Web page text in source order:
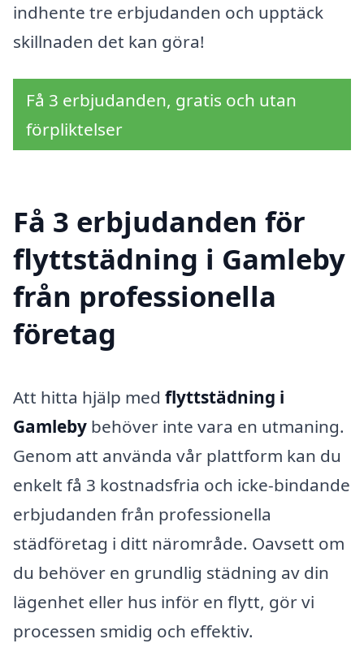
indhente tre erbjudanden och upptäck
skillnaden det kan göra!
Få 3 erbjudanden, gratis och utan
förpliktelser
Få 3 erbjudanden för
flyttstädning i Gamleby
från professionella
företag
Att hitta hjälp med flyttstädning i
Gamleby behöver inte vara en utmaning.
Genom att använda vår plattform kan du
enkelt få 3 kostnadsfria och icke-bindande
erbjudanden från professionella
städföretag i ditt närområde. Oavsett om
du behöver en grundlig städning av din
lägenhet eller hus inför en flytt, gör vi
processen smidig och effektiv.